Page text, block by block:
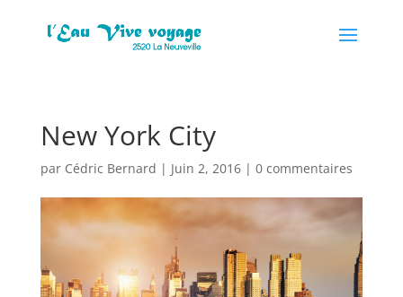
New York City
par Cédric Bernard | Juin 2, 2016| 0 commentaires